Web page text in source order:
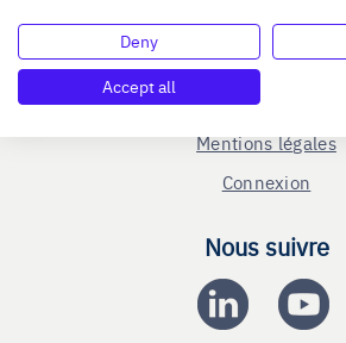
Cession entreprise
Blog
Nous contacter
Mentions légales
Connexion
Nous suivre
Deny
Accept all